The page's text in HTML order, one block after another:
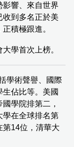
影響、來自世界
收到多名正於美
積極跟進。
學首次上榜。
學術聲譽、國際
佔比等。美國
學院排第二，
學在全球排名第
第14位，清華大